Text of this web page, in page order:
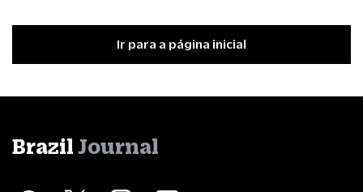
Ir para a página inicial
Brazil Journal